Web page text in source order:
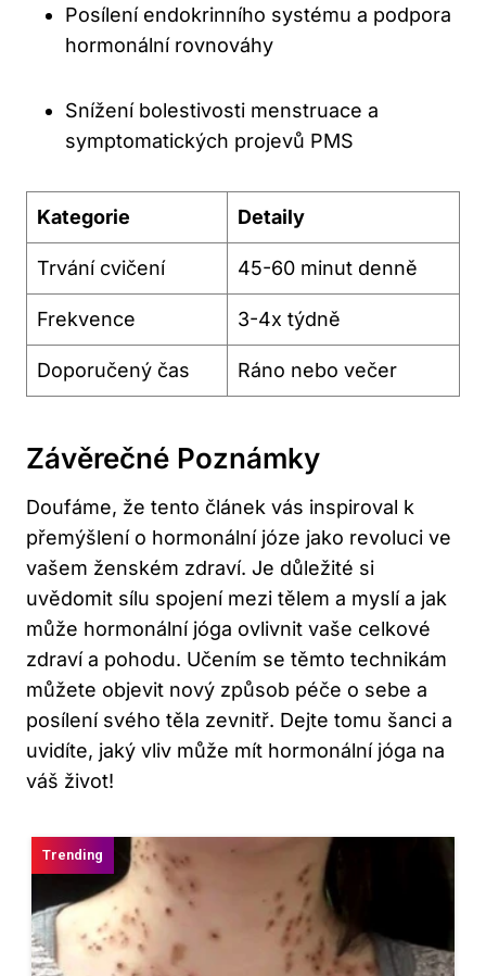
Posílení endokrinního systému a podpora
hormonální rovnováhy
Snížení bolestivosti menstruace a
symptomatických projevů PMS
Kategorie Detaily
Trvání cvičení 45-60 minut denně
Frekvence 3-4x týdně
Doporučený čas Ráno nebo večer
Závěrečné Poznámky
Doufáme, že tento článek vás inspiroval k
přemýšlení o hormonální józe jako revoluci ve
vašem ženském zdraví. Je důležité si
uvědomit sílu spojení mezi tělem a myslí a jak
může hormonální jóga ovlivnit vaše celkové
zdraví a pohodu. Učením se těmto technikám
můžete objevit nový způsob péče o sebe a
posílení svého těla zevnitř. Dejte tomu šanci a
uvidíte, jaký vliv může mít hormonální jóga na
váš život!